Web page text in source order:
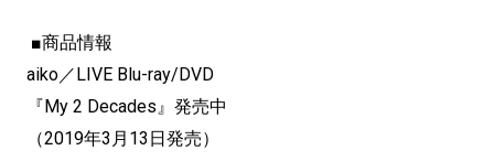
■商品情報
aiko／LIVE Blu-ray/DVD
『My 2 Decades』発売中
（2019年3月13日発売）